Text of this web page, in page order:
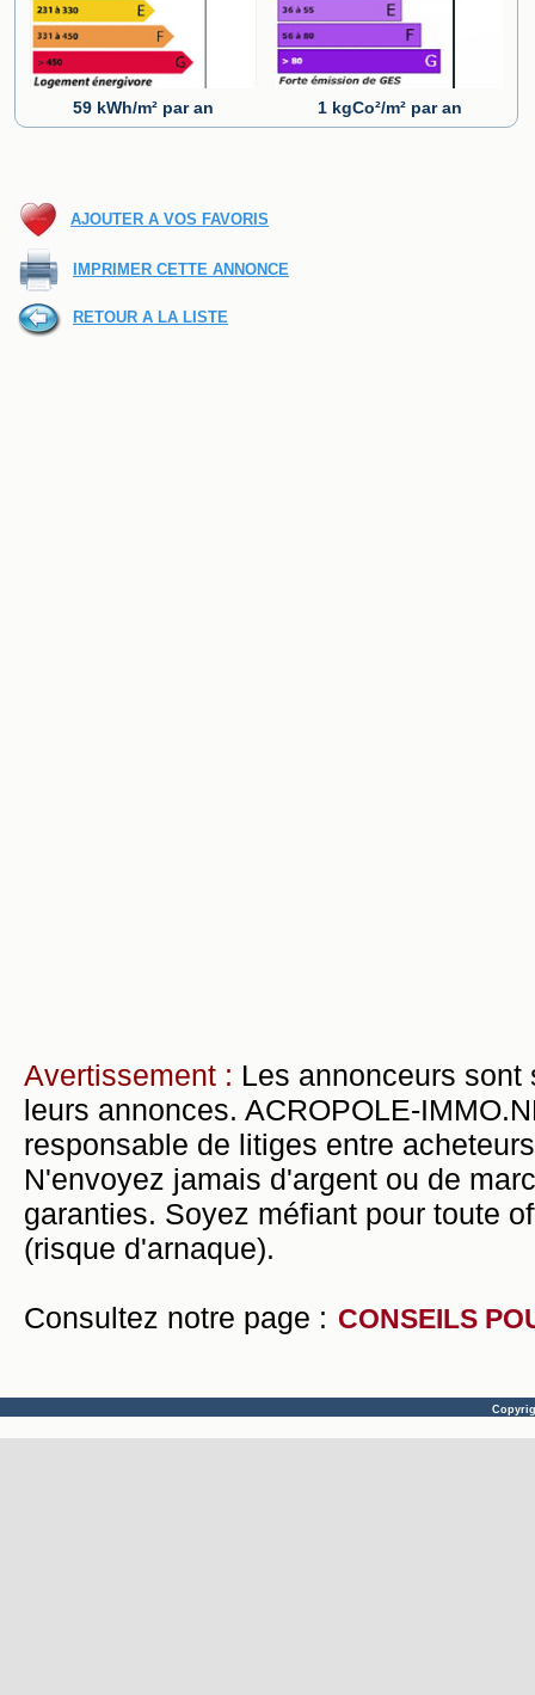
59 kWh/m² par an 1 kgCo²/m² par an
AJOUTER A VOS FAVORIS
IMPRIMER CETTE ANNONCE
RETOUR A LA LISTE
Avertissement : Les annonceurs
leurs annonces. ACROPOLE-
responsable de litiges entre
N'envoyez jamais d'argent ou de
garanties. Soyez méfiant pour toute
(risque d'arnaque).
Consultez notre page : CONSEILS